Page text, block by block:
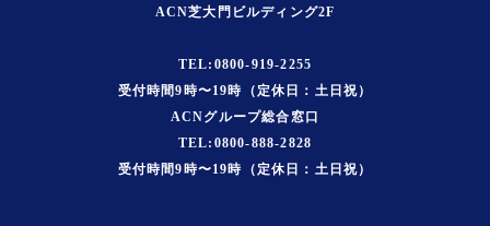
ACN芝大門ビルディング2F
TEL:0800-919-2255
受付時間9時〜19時（定休日：土日祝）
ACNグループ総合窓口
TEL:0800-888-2828
受付時間9時〜19時（定休日：土日祝）